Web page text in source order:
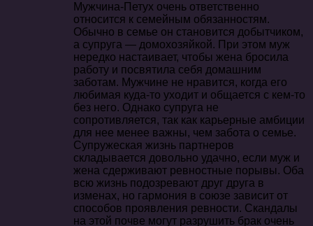
Мужчина-Петух очень ответственно
относится к семейным обязанностям.
Обычно в семье он становится добытчиком,
а супруга — домохозяйкой. При этом муж
нередко настаивает, чтобы жена бросила
работу и посвятила себя домашним
заботам. Мужчине не нравится, когда его
любимая куда-то уходит и общается с кем-то
без него. Однако супруга не
сопротивляется, так как карьерные амбиции
для нее менее важны, чем забота о семье.
Супружеская жизнь партнеров
складывается довольно удачно, если муж и
жена сдерживают ревностные порывы. Оба
всю жизнь подозревают друг друга в
изменах, но гармония в союзе зависит от
способов проявления ревности. Скандалы
на этой почве могут разрушить брак очень